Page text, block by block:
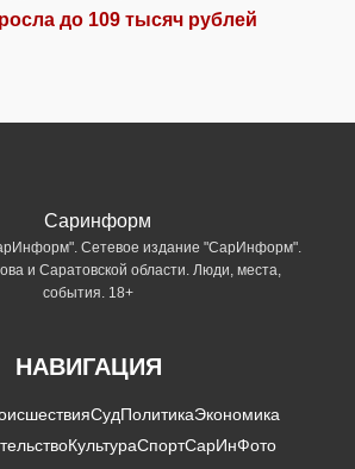
до 109 тысяч рублей
Сетевое издание "СарИнформ".
и Саратовской области. Люди, места,
события. 18+
НАВИГАЦИЯ
СудПолитикаЭкономика
КультураСпортСарИнФото